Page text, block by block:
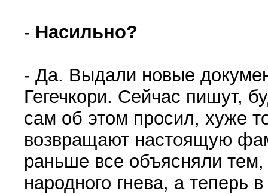
- Насильно?
- Да. Выдали новые
Гегечкори. Сейчас пишут,
сам об этом просил, хуже
возвращают настоящую
раньше все объясняли
народного гнева, а теперь